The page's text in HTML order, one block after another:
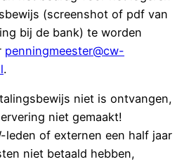
(screenshot of pdf van
bij de bank) te worden
penningmeester@cw-
.
niet is ontvangen,
niet gemaakt!
leden of externen een half jaar
niet betaald hebben,